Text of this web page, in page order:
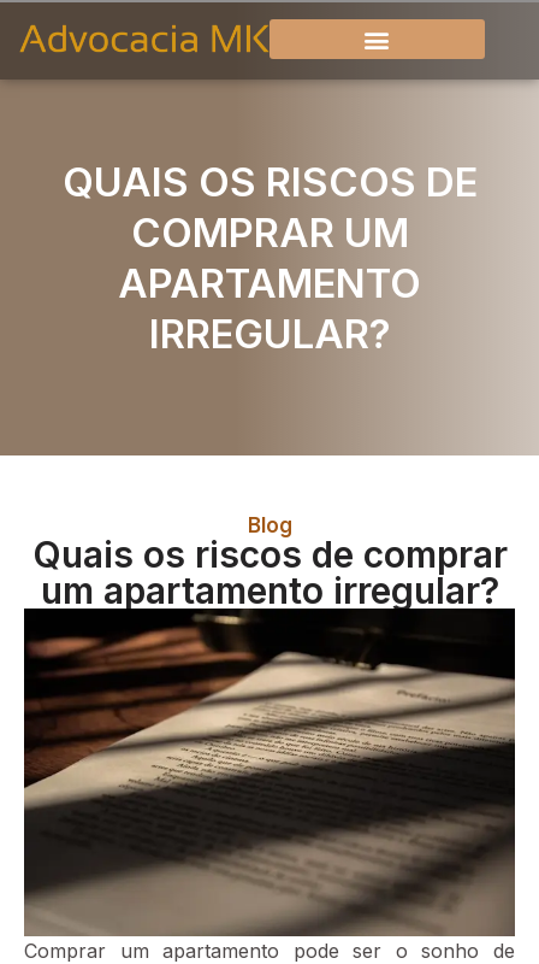
QUAIS OS RISCOS DE
COMPRAR UM
APARTAMENTO
IRREGULAR?
Blog
Quais os riscos de comprar
um apartamento irregular?
Comprar um apartamento pode ser o sonho de